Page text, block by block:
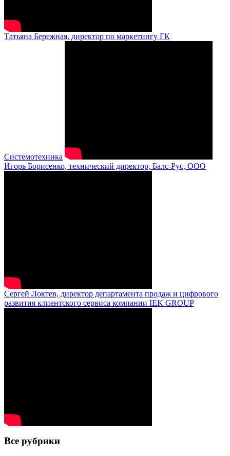
Татьяна Бережная, директор по маркетингу ГК
Системотехника
Игорь Борисенко, технический директор, Балс-Рус, ООО
Сергей Локтев, директор департамента продаж и цифрового
развития клиентского сервиса компании IEK GROUP
Все рубрики